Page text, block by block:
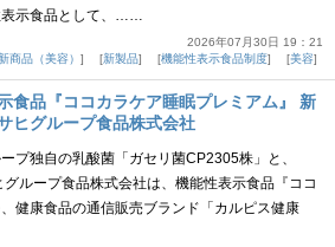
表示食品として、……
2026年07月30日 19：21
商品（美容） 新製品 機能性表示食品制度 美容
食品『ココカラケア睡眠プレミアム』 新
ヒグループ食品株式会社
プ独自の乳酸菌「ガセリ菌CP2305株」と、
グループ食品株式会社は、機能性表示食品『ココ
健康食品の通信販売ブランド「カルピス健康